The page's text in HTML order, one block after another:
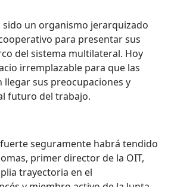
sido un organismo jerarquizado
para presentar sus
del sistema multilateral. Hoy
irremplazable para que las
llegar sus preocupaciones y
futuro del trabajo.
seguramente habrá tendido
primer director de la OIT,
trayectoria en el